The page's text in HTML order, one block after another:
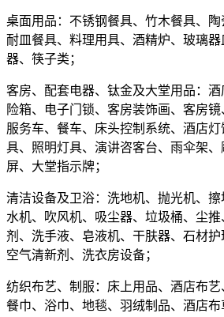
桌面用品：不锈钢餐具、竹木餐具、
耐皿餐具、料理用具、酒精炉、玻璃
器、筷子类；
客房、配套电器、钛金及大堂用品：
险箱、电子门锁、客房装饰画、客房
服务车、餐车、床头控制系统、酒店
具、照明灯具、演讲咨客台、雨伞架
屏、大堂指示牌；
清洁设备及卫浴：洗地机、抛光机、
水机、吹风机、吸尘器、垃圾桶、尘
剂、洗手液、皂液机、干肤器、石材护
空气清新剂、洗衣房设备；
纺织布艺、制服：床上用品、酒店布艺
餐巾、浴巾、地毯、羽绒制品、酒店布